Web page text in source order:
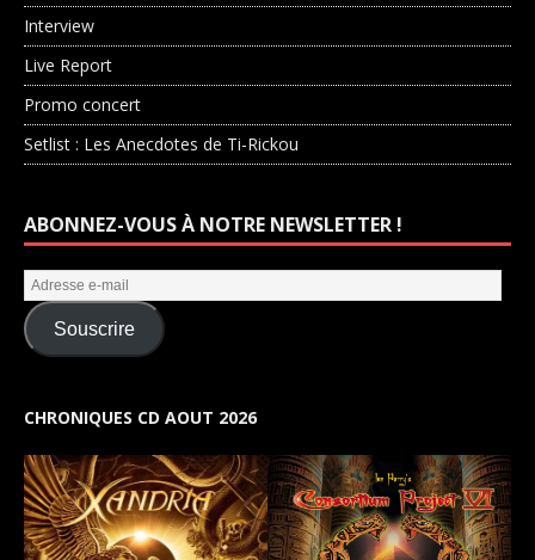
Interview
Live Report
Promo concert
Setlist : Les Anecdotes de Ti-Rickou
ABONNEZ-VOUS À NOTRE NEWSLETTER !
Souscrire
CHRONIQUES CD AOUT 2026